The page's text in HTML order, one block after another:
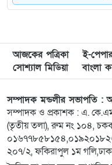
একদল নিয়ে
চোর-ডাকাতের
৯
লক্ষ্মীপুরের
১০
প্রবাসীর
১১
আজকের পত্রিকা ই-
সোশ্যাল মিডিয়া
বাংলা
সম্পাদক মন্ডলীর সভাপতি :
সম্পাদক ও প্রকাশক : এ. কে.এম.
(তৃতীয় তলা), রুম নং ১০৪,
০১৬৭৭৮৫৮১৫৪,০১৯২০১৮২৬৮
২০৭/২, ফকিরাপুল ১ম